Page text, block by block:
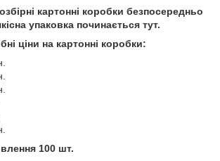
картонні коробки безпосередньо
упаковка починається тут.
ціни на картонні коробки:
100 шт.